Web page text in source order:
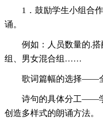
1．鼓励学生小组合
诵。
例如：人员数量的.
组、男女混合组……
歌词篇幅的选择——
诗句的具体分工——
创造多样式的朗诵方法。